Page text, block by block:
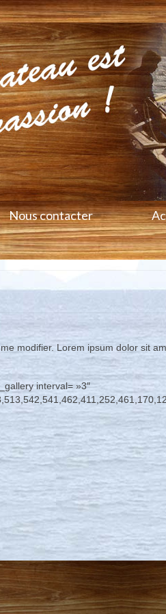
Nous contacter
modifier. Lorem ipsum dolor sit
interval= »3″